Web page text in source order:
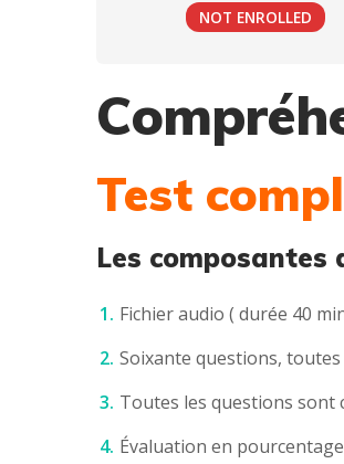
NOT ENROLLED
Test
Les composantes
Fichier audio ( durée 40
Soixante questions,
Toutes les questions sont
Évaluation en pourcentage